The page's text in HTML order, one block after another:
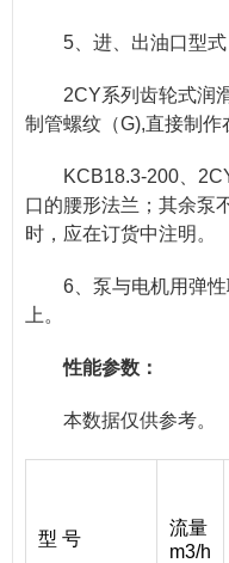
5、进、出油口型式
2CY系列齿轮式润
制管螺纹（G),直接制作
KCB18.3-200、
口的腰形法兰；其余泵
时，应在订货中注明。
6、泵与电机用弹
上。
性能参数：
本数据仅供参考。
型 号
流量
m3/h